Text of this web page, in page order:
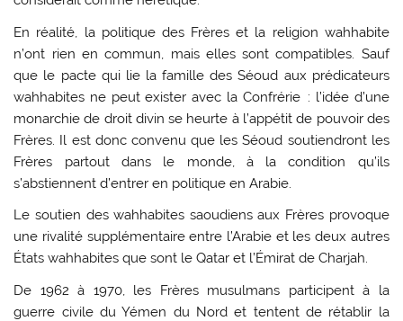
En réalité, la politique des Frères et la religion wahhabite
n’ont rien en commun, mais elles sont compatibles. Sauf
que le pacte qui lie la famille des Séoud aux prédicateurs
wahhabites ne peut exister avec la Confrérie : l’idée d’une
monarchie de droit divin se heurte à l’appétit de pouvoir des
Frères. Il est donc convenu que les Séoud soutiendront les
Frères partout dans le monde, à la condition qu’ils
s’abstiennent d’entrer en politique en Arabie.
Le soutien des wahhabites saoudiens aux Frères provoque
une rivalité supplémentaire entre l’Arabie et les deux autres
États wahhabites que sont le Qatar et l’Émirat de Charjah.
De 1962 à 1970, les Frères musulmans participent à la
guerre civile du Yémen du Nord et tentent de rétablir la